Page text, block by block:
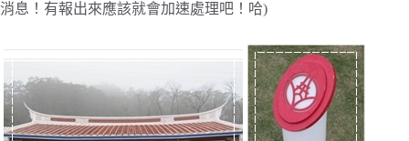
消息！有報出來應該就會加速處理吧！哈)